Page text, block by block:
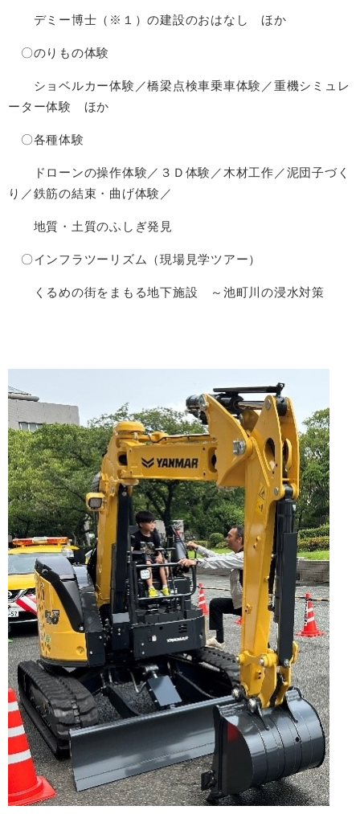
デミー博士（※１）の建設のおはなし ほか
〇のりもの体験
ショベルカー体験／橋梁点検車乗車体験／重機シミュレ
ーター体験 ほか
〇各種体験
ドローンの操作体験／３Ｄ体験／木材工作／泥団子づく
り／鉄筋の結束・曲げ体験／
地質・土質のふしぎ発見
〇インフラツーリズム（現場見学ツアー）
くるめの街をまもる地下施設 ～池町川の浸水対策